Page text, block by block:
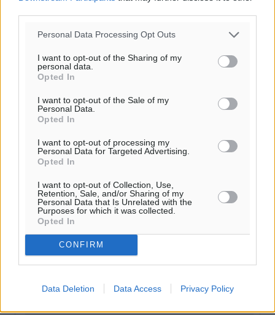
Personal Data Processing Opt Outs
I want to opt-out of the Sharing of my
personal data.
Opted In
I want to opt-out of the Sale of my
Personal Data.
Opted In
I want to opt-out of processing my
Personal Data for Targeted Advertising.
Opted In
I want to opt-out of Collection, Use,
Retention, Sale, and/or Sharing of my
Personal Data that Is Unrelated with the
Purposes for which it was collected.
Opted In
CONFIRM
Data Deletion Data Access Privacy Policy
Καιρός «hot – dry – windy» τις επόμενες 48 ώρες στη
χώρα
Ειδήσεις• πριν 32 λεπτά
Δύο σχολεία της Λέρου αλλάζουν όψη με δωρεά
αγάπης για τα παιδιά